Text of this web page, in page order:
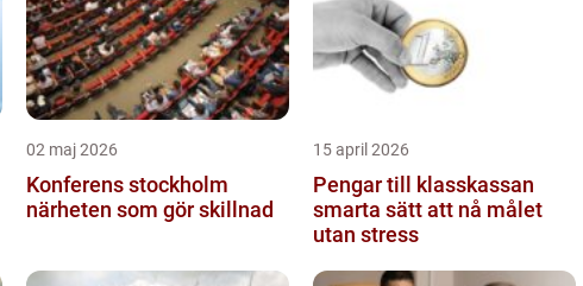
02 maj 2026
Konferens stockholm
närheten som gör skillnad
15 april 2026
Pengar till klasskassan
smarta sätt att nå målet
utan stress